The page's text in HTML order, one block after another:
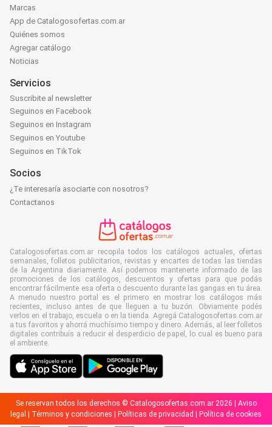
Marcas
App de Catalogosofertas.com.ar
Quiénes somos
Agregar catálogo
Noticias
Servicios
Suscribite al newsletter
Seguinos en Facebook
Seguinos en Instagram
Seguinos en Youtube
Seguinos en TikTok
Socios
¿Te interesaría asociarte con nosotros?
Contactanos
Catalogosofertas.com.ar recopila todos los catálogos actuales, ofertas
semanales, folletos publicitarios, revistas y encartes de todas las tiendas
de la Argentina diariamente. Así podemos mantenerte informado de las
promociones de los catálogos, descuentos y ofertas para que podás
encontrar fácilmente esa oferta o descuento durante las gangas en tu área.
A menudo nuestro portal es el primero en mostrar los catálogos más
recientes, incluso antes de que lleguen a tu buzón. Obviamente podés
verlos en el trabajo, escuela o en la tienda. Agregá Catalogosofertas.com.ar
a tus favoritos y ahorrá muchísimo tiempo y dinero. Además, al leer folletos
digitales contribuís a reducir el desperdicio de papel, lo cual es bueno para
el ambiente.
Se reservan todos los derechos © Catalogosofertas.com.ar 2026 | Aviso
legal
Términos y condiciones Políticas de privacidad Política de cookies